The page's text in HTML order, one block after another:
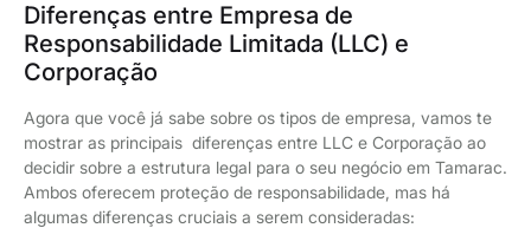
Diferenças entre Empresa de
Responsabilidade Limitada (LLC) e
Corporação
Agora que você já sabe sobre os tipos de empresa, vamos te
mostrar as principais diferenças entre LLC e Corporação ao
decidir sobre a estrutura legal para o seu negócio em Tamarac.
Ambos oferecem proteção de responsabilidade, mas há
algumas diferenças cruciais a serem consideradas: